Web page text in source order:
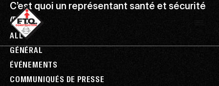
C’est quoi un représentant santé et sécurité
(RSS)?
ALL
GÉNÉRAL
ÉVÉNEMENTS
COMMUNIQUÉS DE PRESSE